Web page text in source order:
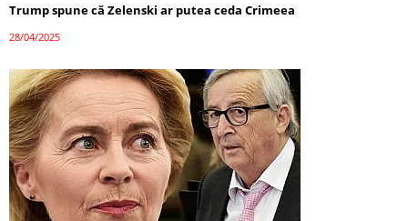
Trump spune că Zelenski ar putea ceda Crimeea
28/04/2025